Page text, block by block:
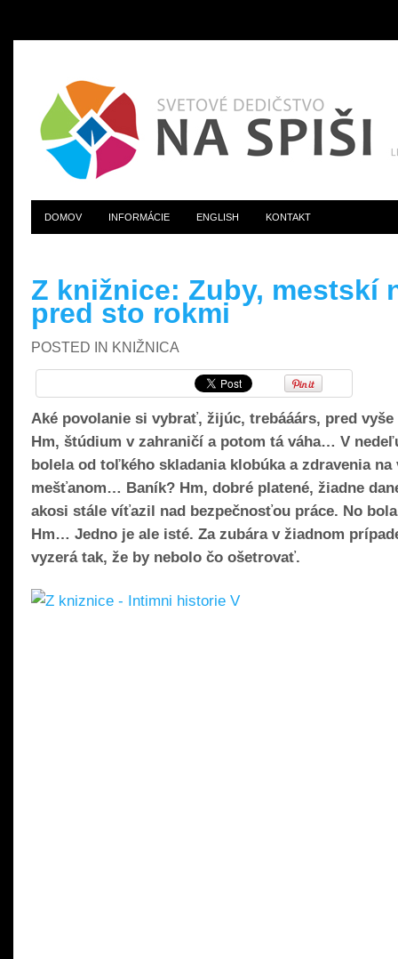
DOMOV INFORMÁCIE ENGLISH KONTAKT
Z knižnice: Zuby, mestskí
pred sto rokmi
POSTED IN KNIŽNICA
Aké povolanie si vybrať, žijúc, trebááárs, pred
Hm, štúdium v zahraničí a potom tá váha… V
bolela od toľkého skladania klobúka a zdravenia
mešťanom… Baník? Hm, dobré platené, žiadne
akosi stále víťazil nad bezpečnosťou práce. No
Hm… Jedno je ale isté. Za zubára v žiadnom
vyzerá tak, že by nebolo čo ošetrovať.